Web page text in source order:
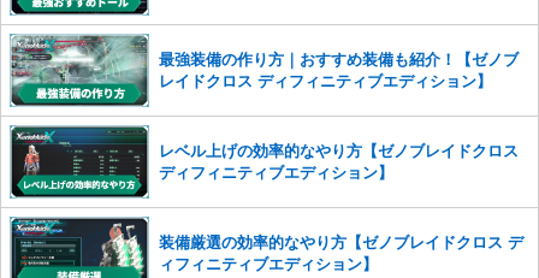
最強装備の作り方｜おすすめ装備も紹介！【ゼノブ
レイドクロス ディフィニティブエディション】
レベル上げの効率的なやり方【ゼノブレイドクロス
ディフィニティブエディション】
装備厳選の効率的なやり方【ゼノブレイドクロス デ
ィフィニティブエディション】